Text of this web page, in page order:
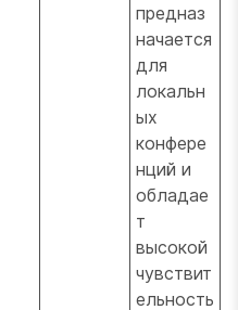
предназ
начается
для
локальн
ых
конфере
нций и
обладае
т
высокой
чувствит
ельность